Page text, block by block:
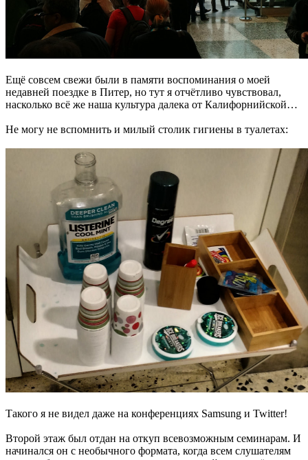
Ещё совсем свежи были в памяти воспоминания о моей
недавней поездке в Питер, но тут я отчётливо чувствовал,
насколько всё же наша культура далека от Калифорнийской…
Не могу не вспомнить и милый столик гигиены в туалетах:
Такого я не видел даже на конференциях Samsung и Twitter!
Второй этаж был отдан на откуп всевозможным семинарам. И
начинался он с необычного формата, когда всем слушателям